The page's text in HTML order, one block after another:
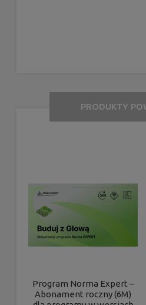
PRODUKTY
Program Norma Expert –
Abonament roczny (6M)